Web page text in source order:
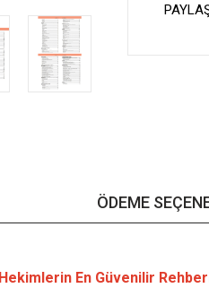
ÖDEME
En Güvenilir